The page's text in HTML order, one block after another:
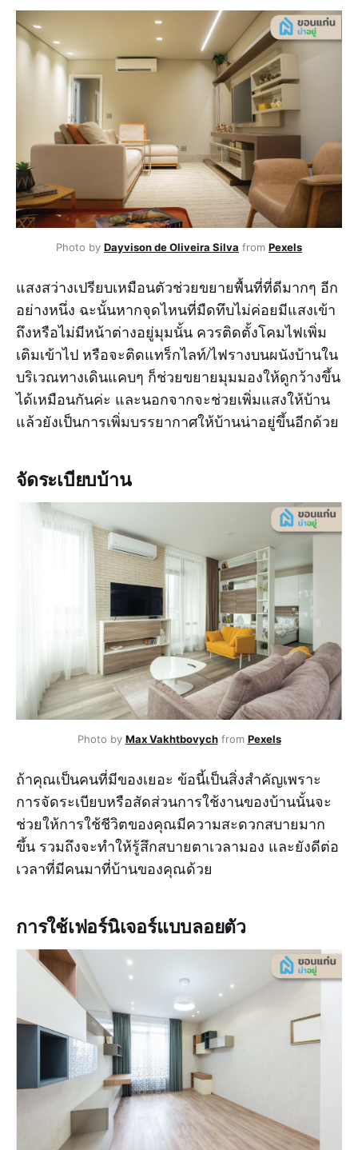
Photo by Dayvison de Oliveira Silva from Pexels
แสงสว่างเปรียบเหมือนตัวช่วยขยายพื้นที่ที่ดีมากๆ อีก
อย่างหนึ่ง ฉะนั้นหากจุดไหนที่มืดทึบไม่ค่อยมีแสงเข้า
ถึงหรือไม่มีหน้าต่างอยู่มุมนั้น ควรติดตั้งโคมไฟเพิ่ม
เติมเข้าไป หรือจะติดแทร็กไลท์/ไฟรางบนผนังบ้านใน
บริเวณทางเดินแคบๆ ก็ช่วยขยายมุมมองให้ดูกว้างขึ้น
ได้เหมือนกันค่ะ และนอกจากจะช่วยเพิ่มแสงให้บ้าน
แล้วยังเป็นการเพิ่มบรรยากาศให้บ้านน่าอยู่ขึ้นอีกด้วย
จัดระเบียบบ้าน
Photo by Max Vakhtbovychfrom Pexels
ถ้าคุณเป็นคนที่มีของเยอะ ข้อนี้เป็นสิ่งสำคัญเพราะ
การจัดระเบียบหรือสัดส่วนการใช้งานของบ้านนั้นจะ
ช่วยให้การใช้ชีวิตของคุณมีความสะดวกสบายมาก
ขึ้น รวมถึงจะทำให้รู้สึกสบายตาเวลามอง และยังดีต่อ
เวลาที่มีคนมาที่บ้านของคุณด้วย
การใช้เฟอร์นิเจอร์แบบลอยตัว